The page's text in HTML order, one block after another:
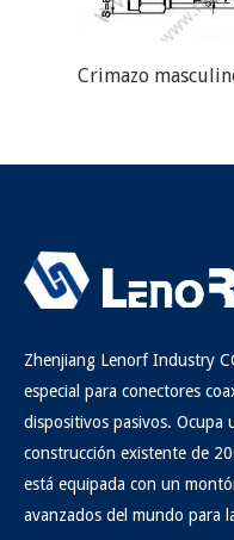
Zhenjiang Lenorf Industry
especial para conectores
dispositivos pasivos. Ocupa
construcción existente de
está equipada con un
avanzados del mundo para